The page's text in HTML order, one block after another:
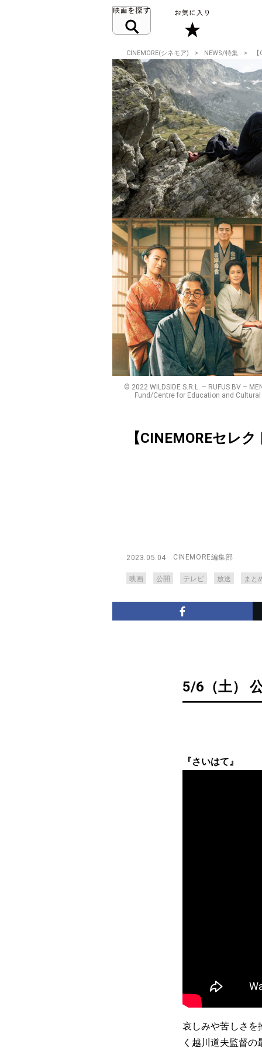
CINEMORE(シネモア) NEWS/特集
© 2022 WILDSIDE S.R.L. – RUFUS BV –
Fund/Centre for Education and
【CINEMOREセレ
2023.05.04 CINEMORE編集部
映画 公開 テレビ 放送 まと
5/6（土）
『さいはて』
哀しみや苦しさを
く越川道夫監督の